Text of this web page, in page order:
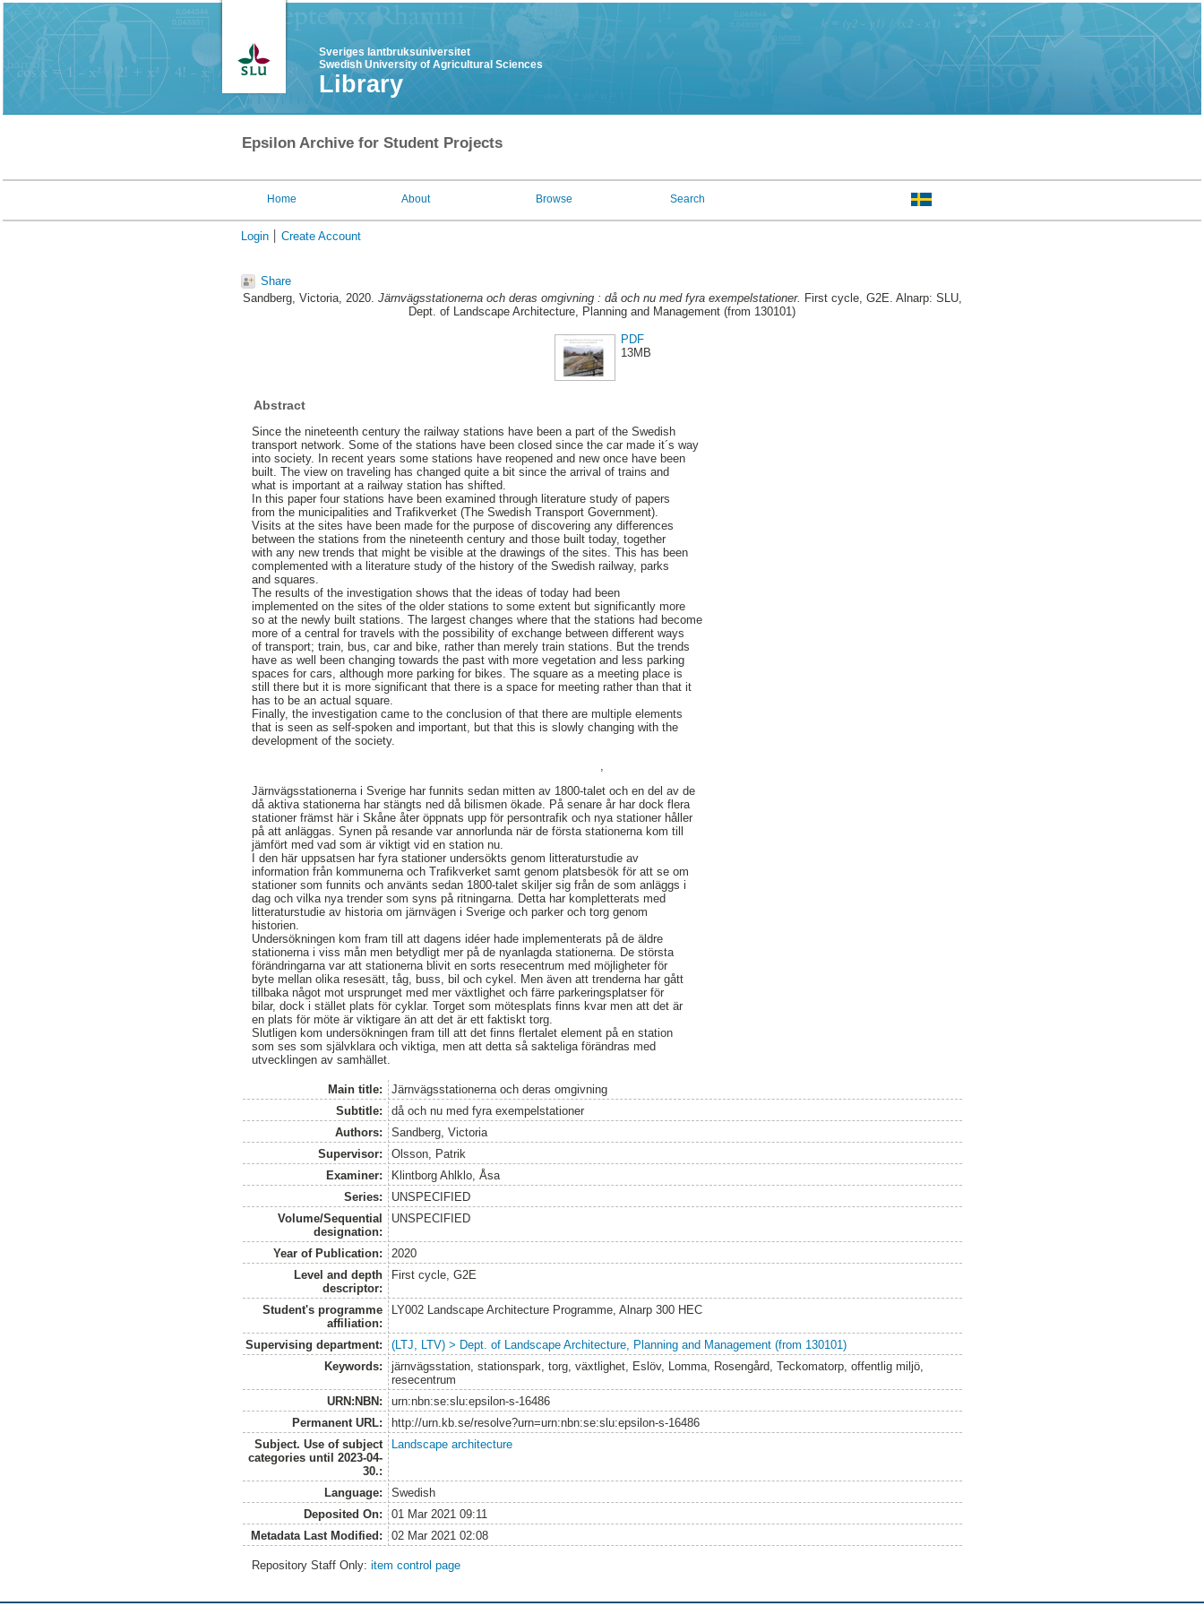
Sveriges lantbruksuniversitet
Swedish University of Agricultural Sciences
Library
Epsilon Archive for Student Projects
Home About Browse Search
Login Create Account
Share
Sandberg, Victoria, 2020. Järnvägsstationerna och deras omgivning : då och nu med fyra exempelstationer. First cycle, G2E. Alnarp: SLU,
Dept. of Landscape Architecture, Planning and Management (from 130101)
PDF
13MB
Abstract
Since the nineteenth century the railway stations have been a part of the Swedish
transport network. Some of the stations have been closed since the car made it´s way
into society. In recent years some stations have reopened and new once have been
built. The view on traveling has changed quite a bit since the arrival of trains and
what is important at a railway station has shifted.
In this paper four stations have been examined through literature study of papers
from the municipalities and Trafikverket (The Swedish Transport Government).
Visits at the sites have been made for the purpose of discovering any differences
between the stations from the nineteenth century and those built today, together
with any new trends that might be visible at the drawings of the sites. This has been
complemented with a literature study of the history of the Swedish railway, parks
and squares.
The results of the investigation shows that the ideas of today had been
implemented on the sites of the older stations to some extent but significantly more
so at the newly built stations. The largest changes where that the stations had become
more of a central for travels with the possibility of exchange between different ways
of transport; train, bus, car and bike, rather than merely train stations. But the trends
have as well been changing towards the past with more vegetation and less parking
spaces for cars, although more parking for bikes. The square as a meeting place is
still there but it is more significant that there is a space for meeting rather than that it
has to be an actual square.
Finally, the investigation came to the conclusion of that there are multiple elements
that is seen as self-spoken and important, but that this is slowly changing with the
development of the society.
Järnvägsstationerna i Sverige har funnits sedan mitten av 1800-talet och en del av de
då aktiva stationerna har stängts ned då bilismen ökade. På senare år har dock flera
stationer främst här i Skåne åter öppnats upp för persontrafik och nya stationer håller
på att anläggas. Synen på resande var annorlunda när de första stationerna kom till
jämfört med vad som är viktigt vid en station nu.
I den här uppsatsen har fyra stationer undersökts genom litteraturstudie av
information från kommunerna och Trafikverket samt genom platsbesök för att se om
stationer som funnits och använts sedan 1800-talet skiljer sig från de som anläggs i
dag och vilka nya trender som syns på ritningarna. Detta har kompletterats med
litteraturstudie av historia om järnvägen i Sverige och parker och torg genom
historien.
Undersökningen kom fram till att dagens idéer hade implementerats på de äldre
stationerna i viss mån men betydligt mer på de nyanlagda stationerna. De största
förändringarna var att stationerna blivit en sorts resecentrum med möjligheter för
byte mellan olika resesätt, tåg, buss, bil och cykel. Men även att trenderna har gått
tillbaka något mot ursprunget med mer växtlighet och färre parkeringsplatser för
bilar, dock i stället plats för cyklar. Torget som mötesplats finns kvar men att det är
en plats för möte är viktigare än att det är ett faktiskt torg.
Slutligen kom undersökningen fram till att det finns flertalet element på en station
som ses som självklara och viktiga, men att detta så sakteliga förändras med
utvecklingen av samhället.
Main title:
Järnvägsstationerna och deras omgivning
Subtitle:
då och nu med fyra exempelstationer
Authors:
Sandberg, Victoria
Supervisor:
Olsson, Patrik
Examiner:
Klintborg Ahlklo, Åsa
Series:
UNSPECIFIED
Volume/Sequential
designation:
UNSPECIFIED
Year of Publication:
2020
Level and depth
descriptor:
First cycle, G2E
Student's programme
affiliation:
LY002 Landscape Architecture Programme, Alnarp 300 HEC
Supervising department:
(LTJ, LTV) > Dept. of Landscape Architecture, Planning and Management (from 130101)
Keywords:
järnvägsstation, stationspark, torg, växtlighet, Eslöv, Lomma, Rosengård, Teckomatorp, offentlig miljö,
resecentrum
URN:NBN:
urn:nbn:se:slu:epsilon-s-16486
Permanent URL:
http://urn.kb.se/resolve?urn=urn:nbn:se:slu:epsilon-s-16486
Subject. Use of subject
categories until 2023-04-
30.:
Landscape architecture
Language:
Swedish
Deposited On:
01 Mar 2021 09:11
Metadata Last Modified:
02 Mar 2021 02:08
Repository Staff Only:item control page